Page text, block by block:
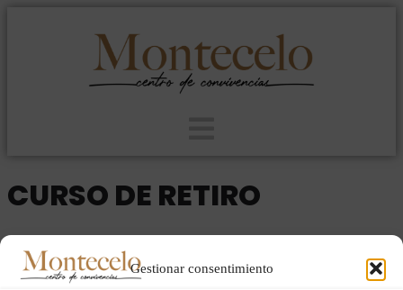
Gestionar consentimiento
CURSO DE RETIRO
2023
03 05